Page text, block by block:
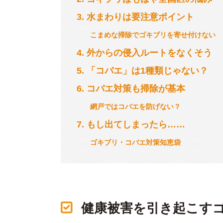
3 水まわりは要注意ポイント
こまめな掃除でゴキブリを寄せ付けない
4 外からの侵入ルートをなくそう
5 「コバエ」は1種類じゃない？
6 コバエ対策も掃除が基本
網戸ではコバエを防げない？
7 もし出てしまったら……
ゴキブリ・コバエ対策知恵袋
健康被害を引き起こす